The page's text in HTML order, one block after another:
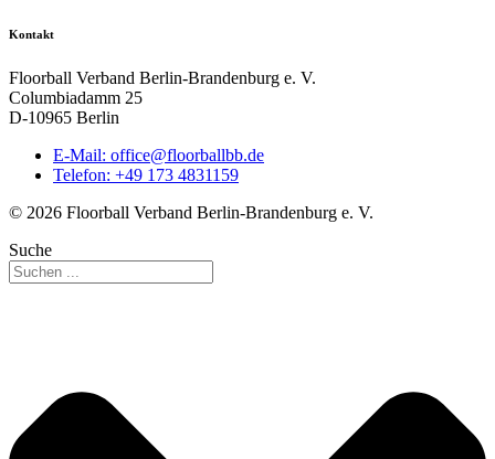
Kontakt
Floorball Verband Berlin-Brandenburg e. V.
Columbiadamm 25
D-10965 Berlin
E-Mail: ed.bbllabroolf@eciffo
Telefon: +49 173 4831159
© 2026 Floorball Verband Berlin-Brandenburg e. V.
Suche